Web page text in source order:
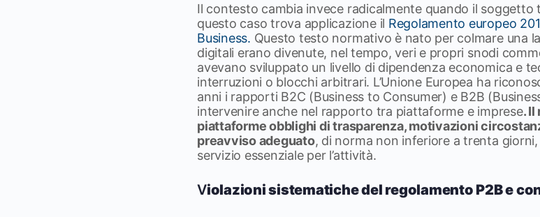
Il contesto cambia invece radicalmente quando il soggetto
questo caso trova applicazione il Regolamento europeo
Business. Questo testo normativo è nato per colmare una
digitali erano divenute, nel tempo, veri e propri snodi
avevano sviluppato un livello di dipendenza economica e
interruzioni o blocchi arbitrari. L’Unione Europea ha
anni i rapporti B2C (Business to Consumer) e B2B
intervenire anche nel rapporto tra piattaforme e imprese. Il
piattaforme obblighi di trasparenza, motivazioni
preavviso adeguato, di norma non inferiore a trenta
servizio essenziale per l’attività.
Violazioni sistematiche del regolamento P2B e